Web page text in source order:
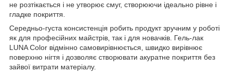
не розтікається і не утворює смуг, створюючи ідеально рівне і
гладке покриття.
Середньо-густа консистенція робить продукт зручним у роботі
як для професійних майстрів, так і для новачків. Гель-лак
LUNA Color відмінно самовирівнюється, швидко вирівнює
поверхню нігтя і дозволяє створювати акуратне покриття без
зайвої витрати матеріалу.